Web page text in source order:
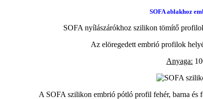
SOFA ablakhoz
SOFA nyílászárókhoz szilikon tömítő
Az elöregedett embrió profilok
Anyaga:
A SOFA szilikon embrió pótló profil fehér, barna és